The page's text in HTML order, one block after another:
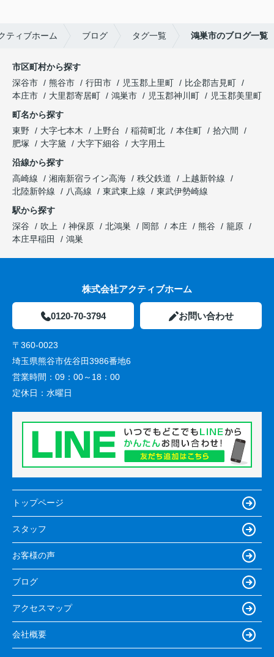
ティブホーム ブログ タグ一覧 鴻巣市のブログ一覧
市区町村から探す
深谷市
熊谷市 行田市 児玉郡上里町
比企郡吉見町
本庄市
大里郡寄居町 鴻巣市 児玉郡神川町
児玉郡美里町
町名から探す
東野
大字七本木 上野台 稲荷町北 本住町
拾六間
肥塚
大字黛 大字下細谷
大字用土
沿線から探す
高崎線
湘南新宿ライン高海 秩父鉄道
上越新幹線
北陸新幹線
八高線 東武東上線
東武伊勢崎線
駅から探す
深谷
吹上 神保原 北鴻巣 岡部 本庄 熊谷
籠原
本庄早稲田
鴻巣
株式会社アクティブホーム
0120-70-3794 お問い合わせ
〒360-0023
埼玉県熊谷市佐谷田3986番地6
営業時間： 09：00～18：00
定休日： 水曜日
トップページ
スタッフ
お客様の声
ブログ
アクセスマップ
会社概要